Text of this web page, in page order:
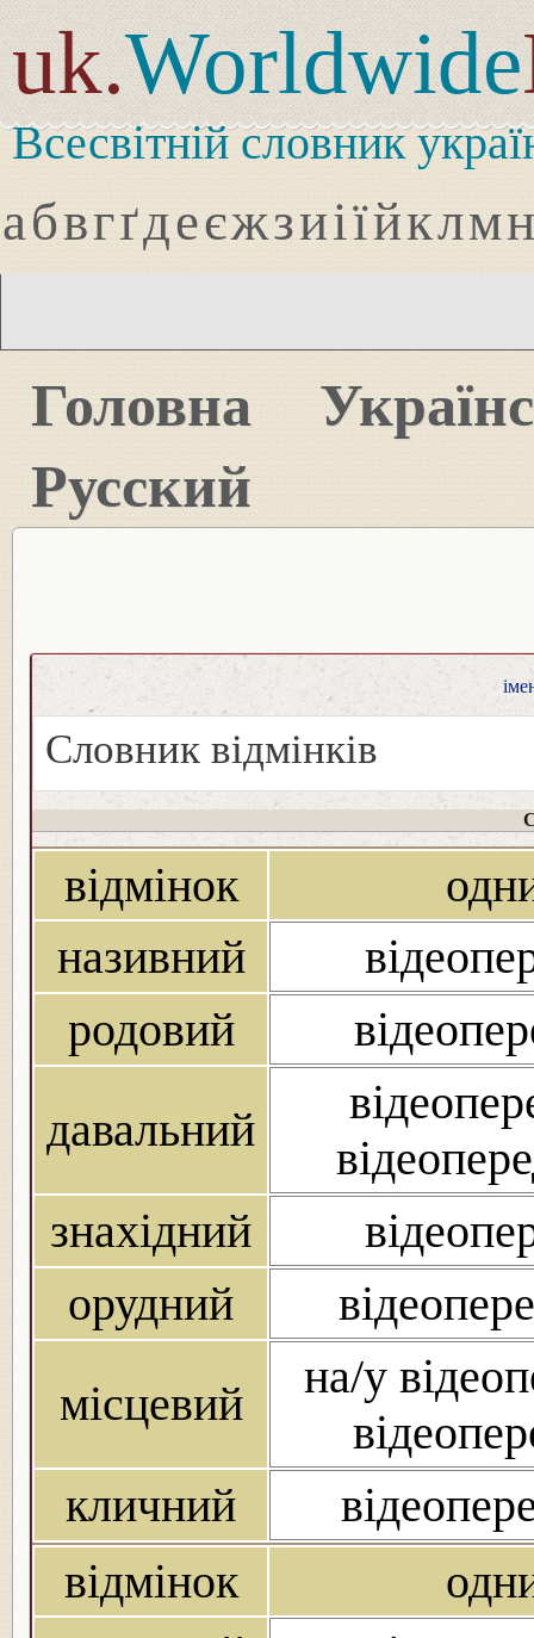
uk.Worldwide
Всесвітній словник
абвгґдеєжзиіїйклмн
Головна
Русский
Словник відмінків
відмінок
називний
родовий
давальний
знахідний
орудний
місцевий
на/у
кличний
відмінок